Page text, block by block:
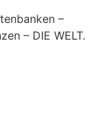
–
– DIE WELT.